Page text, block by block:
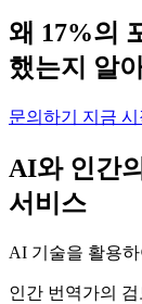
왜 17%의
했는지 알
문의하기 지금 시
AI와 인간
서비스
AI 기술을 활용
인간 번역가의